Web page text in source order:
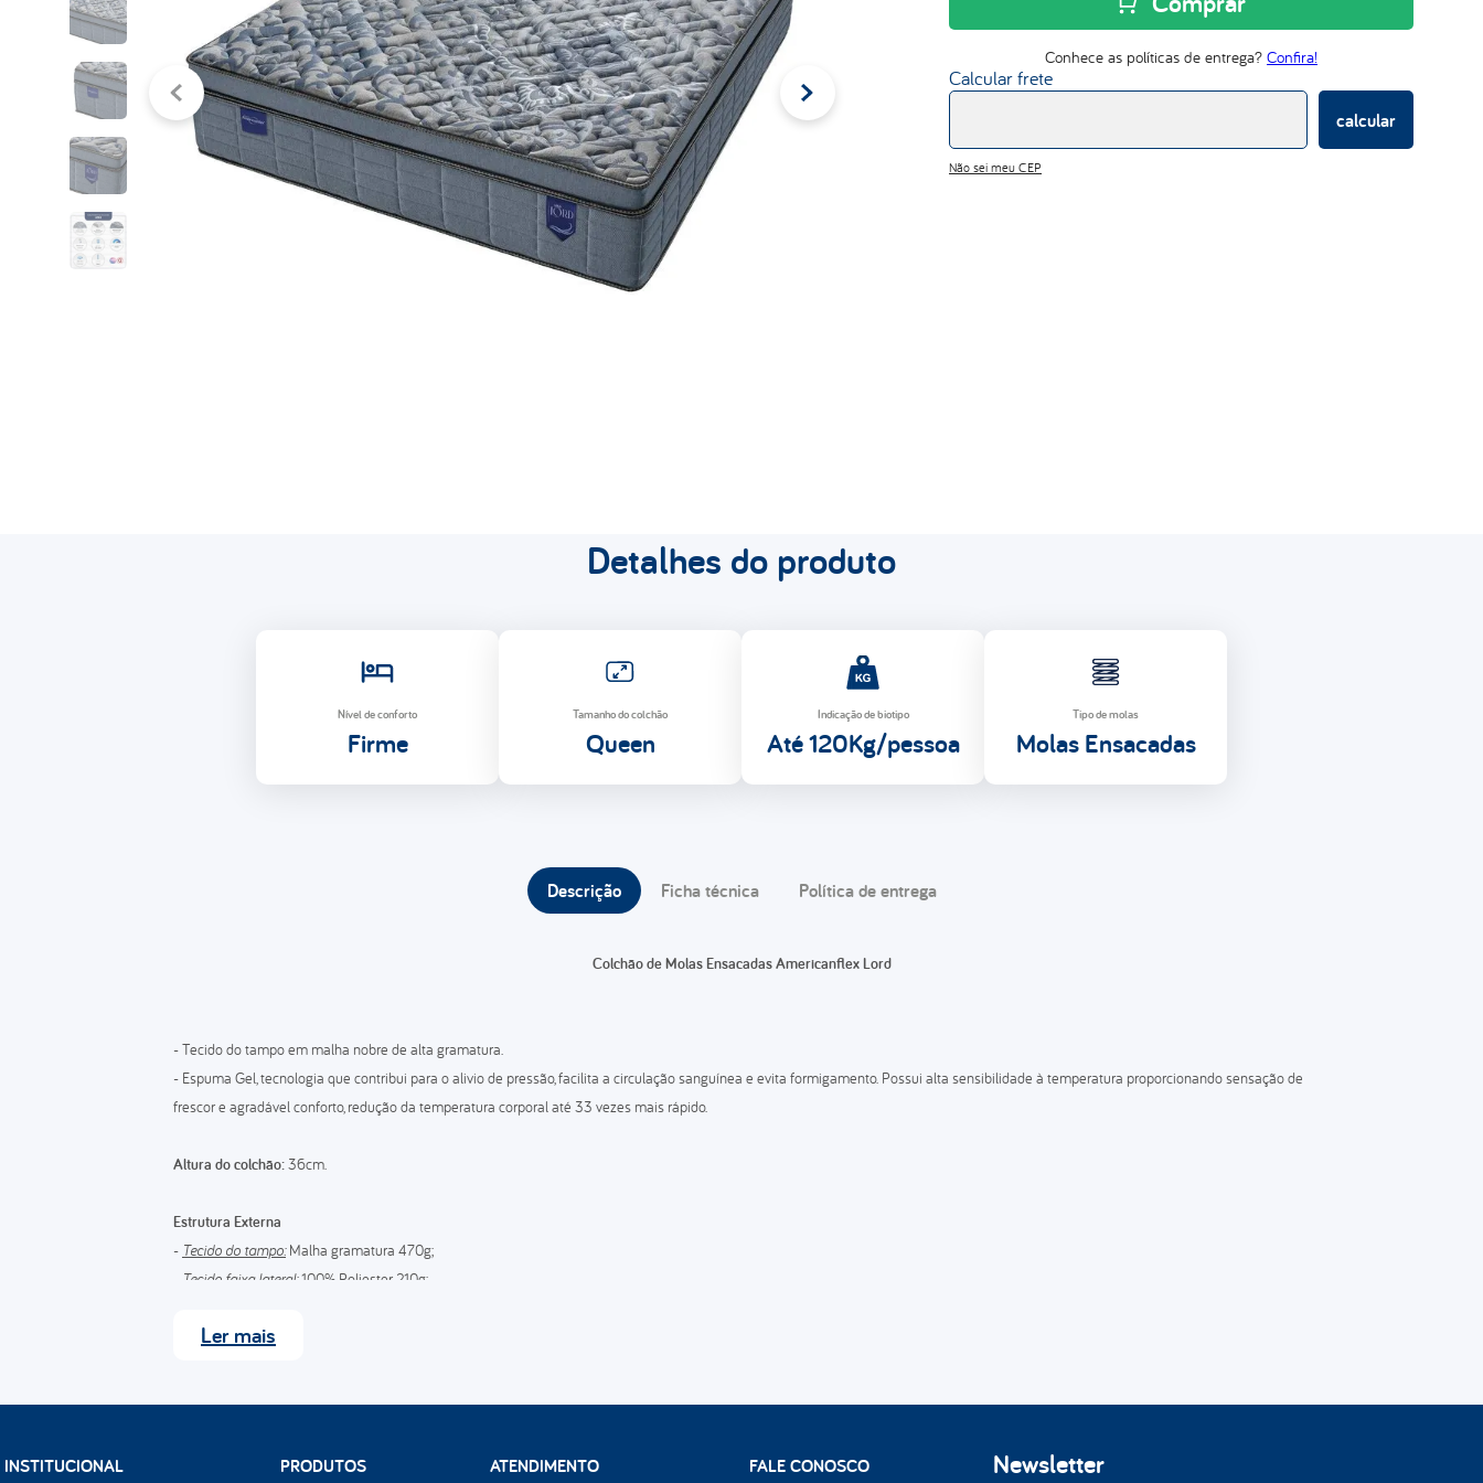
Conhece as políticas de entrega? Confira!
Calcular frete
calcular
Não sei meu CEP
Detalhes do produto
Nível de conforto
Firme
Tamanho do colchão
Queen
Indicação de biotipo
Até 120Kg/pessoa
Tipo de molas
Molas Ensacadas
Descrição Ficha técnica Política de entrega
Colchão de Molas Ensacadas Americanflex Lord
- Tecido do tampo em malha nobre de alta gramatura.
- Espuma Gel, tecnologia que contribui para o alivio de pressão, facilita a circulação sanguínea e evita formigamento. Possui alta sensibilidade à temperatura proporcionando sensação de
frescor e agradável conforto, redução da temperatura corporal até 33 vezes mais rápido.
Altura do colchão:36cm.
Estrutura Externa
- Tecido do tampo:Malha gramatura 470g;
Tecido faixa lateral:100% Poliester 210g;
Lermais
INSTITUCIONAL PRODUTOS ATENDIMENTO FALE CONOSCO Newsletter
d33